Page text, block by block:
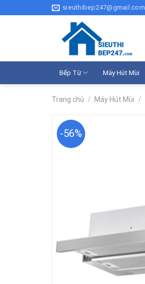
to
sieuthibep247@gmail.com
Bếp Từ Máy Hút Mùi
Trang chủ / Máy Hút Mùi /
-56%